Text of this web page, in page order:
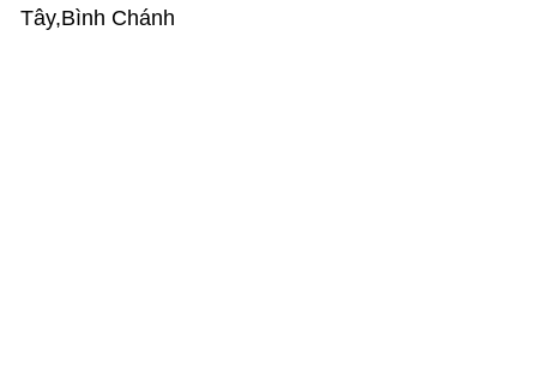
Tây,Bình Chánh